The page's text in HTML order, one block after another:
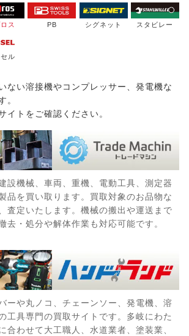
ス PB シグネット スタビレー
ル
ない溶接機やコンプレッサー、発電機な
。
イトをご確認ください。
設機械、車両、重機、電動工具、測定器
品を買い取ります。買取対象のお品物な
査定いたします。機械の搬出や運送まで
去・処分や解体作業も対応可能です。
ーや丸ノコ、チェーンソー、発電機、溶
工具専門の買取サイトです。多岐にわた
合わせて大工職人、水道業者、塗装業、